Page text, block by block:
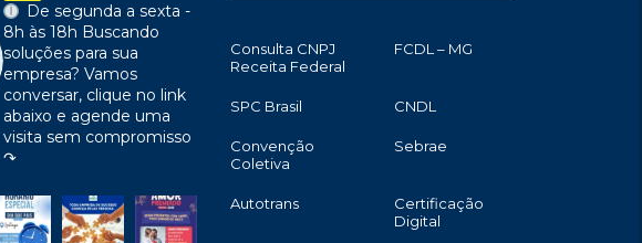
De segunda a sexta -
8h às 18h Buscando
soluções para sua
empresa? Vamos
conversar, clique no link
abaixo e agende uma
visita sem compromisso
↷
Consulta CNPJ
Receita Federal
FCDL – MG
SPC Brasil CNDL
Convenção
Coletiva
Sebrae
Autotrans
Certificação
Digital